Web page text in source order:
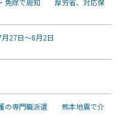
27日～8月2日
の専門職派遣 熊本地震で介